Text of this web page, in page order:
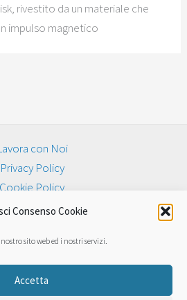
Consenso Cookie
sito web ed i nostri servizi.
Accetta
rivestito da un materiale che
impulso magnetico
con Noi
Privacy Policy
Cookie Policy
Dati - P.IVA: 03054500990
|Cookie Policy
o affiliato a nessuna delle società i cui marchi,
prodotti o loghi compaiono su questo sito Web e sono